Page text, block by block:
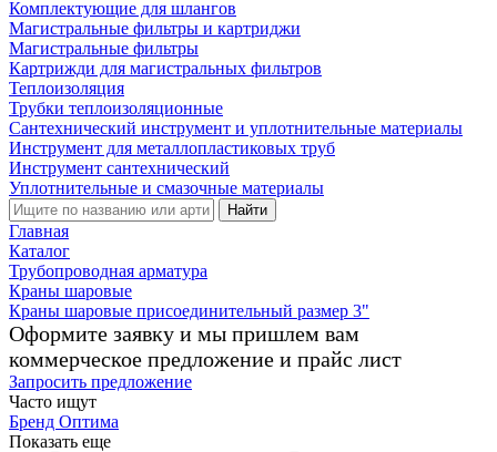
Комплектующие для шлангов
Магистральные фильтры и картриджи
Магистральные фильтры
Картрижди для магистральных фильтров
Теплоизоляция
Трубки теплоизоляционные
Сантехнический инструмент и уплотнительные материалы
Инструмент для металлопластиковых труб
Инструмент сантехнический
Уплотнительные и смазочные материалы
Найти
Главная
Каталог
Трубопроводная арматура
Краны шаровые
Краны шаровые присоединительный размер 3"
Оформите заявку и мы пришлем вам
коммерческое предложение и прайс лист
Запросить предложение
Часто ищут
Бренд Оптима
Показать еще